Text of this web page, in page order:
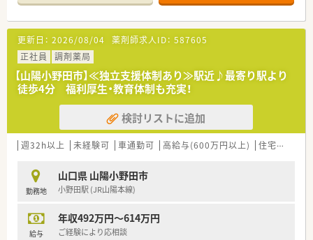
1名を含めた少人数の落ち着いた体制で業務を行っています。
【募集背景と求める人物像について】
■地域医療への貢献度をさらに高めるための増員募集となって
おり、即戦力として活躍いただける薬剤師の方を募集していま
す。
■患者様一人ひとりに寄り添った丁寧な服薬指導ができる方や、
周囲のスタッフと円滑に連携が取れる方を求めています。
■正社員として腰を据えて働きたい方はもちろん、調剤経験を活
かして地域密着の環境で貢献したい方に最適な職場です。
【法人特徴について】
広範なネットワークを展開している安定した経営基盤が強みで
す。
■調剤業務だけでなく、教育事業やIT分野、家庭用医療機器の販
■子育てサポート企業として「くるみん」認定を受けており、男
女問わず安心して家庭と仕事を両立できる文化が根付いていま
更新日： 2026/08/04 薬剤師求人ID： 587605
正社員
調剤薬局
【山陽小野田市】≪独立支援体制あり≫駅近♪最寄り駅より
徒歩4分 福利厚生・教育体制も充実！
検討リストに追加
週32h以上 未経験可 車通勤可 高給与(600万円以上) 住宅補助(手当)あり
勤務地
山口県 山陽小野田市
小野田駅 (JR山陽本線)
給与
年収492万円～614万円
ご経験により応相談